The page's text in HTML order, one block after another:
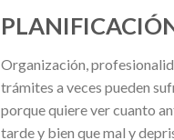
Organización,
trámites a veces pueden
porque quiere ver cuanto
tarde y bien que mal y